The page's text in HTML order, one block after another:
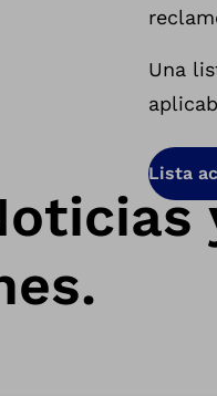
Una
Lista